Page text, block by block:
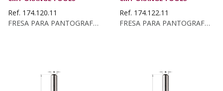
Ref. 174.120.11
FRESA PARA PANTOGRAFO Z2+1 HW D:12X20 S:8 DX
Ref. 174.122.11
FRESA PARA PANTOGRAFO Z2+1 HW S:8X40 D:12X30X70 DX